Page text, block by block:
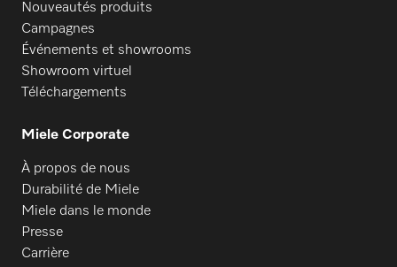
Nouveautés produits
Campagnes
Événements et showrooms
Showroom virtuel
Téléchargements
Miele Corporate
À propos de nous
Durabilité de Miele
Miele dans le monde
Presse
Carrière